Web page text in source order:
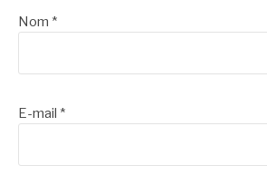
Nom *
E-mail *